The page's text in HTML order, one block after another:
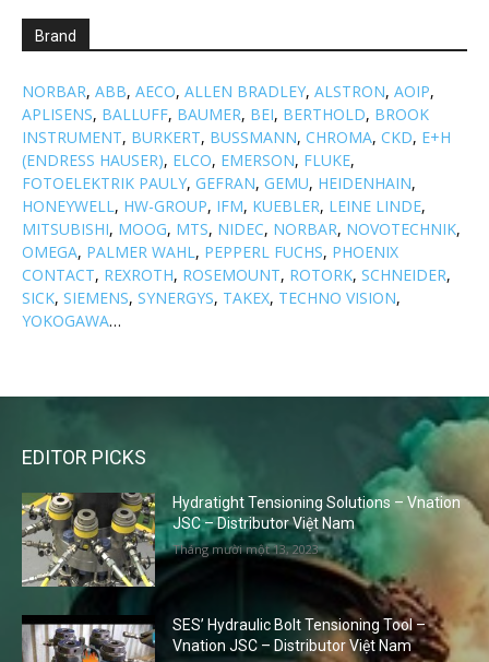
Brand
NORBAR, ABB, AECO, ALLEN BRADLEY, ALSTRON, AOIP,
APLISENS, BALLUFF, BAUMER, BEI, BERTHOLD, BROOK
INSTRUMENT, BURKERT, BUSSMANN, CHROMA, CKD, E+H
(ENDRESS HAUSER), ELCO, EMERSON, FLUKE,
FOTOELEKTRIK PAULY, GEFRAN, GEMU, HEIDENHAIN,
HONEYWELL, HW-GROUP, IFM, KUEBLER, LEINE LINDE,
MITSUBISHI, MOOG, MTS, NIDEC, NORBAR, NOVOTECHNIK,
OMEGA, PALMER WAHL, PEPPERL FUCHS, PHOENIX
CONTACT, REXROTH, ROSEMOUNT, ROTORK, SCHNEIDER,
SICK, SIEMENS, SYNERGYS, TAKEX, TECHNO VISION,
YOKOGAWA…
EDITOR PICKS
Hydratight Tensioning Solutions – Vnation
JSC – Distributor Việt Nam
Tháng mười một 13, 2023
SES’ Hydraulic Bolt Tensioning Tool –
Vnation JSC – Distributor Việt Nam